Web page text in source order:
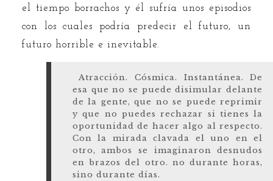
el tiempo borrachos y él sufría unos episodios
con los cuales podría predecir el futuro, un
futuro horrible e inevitable.
Atracción. Cósmica. Instantánea. De
esa que no se puede disimular delante
de la gente, que no se puede reprimir
y que no puedes rechazar si tienes la
oportunidad de hacer algo al respecto.
Con la mirada clavada el uno en el
otro, ambos se imaginaron desnudos
en brazos del otro. no durante horas,
sino durante días.